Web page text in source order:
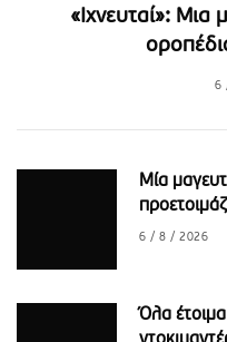
«Ιχνευταί»:
6
Μία
6 / 8 / 2026
Όλα έτοιμα